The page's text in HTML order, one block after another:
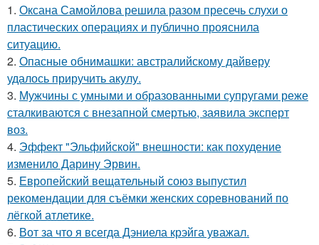
1. Оксана Самойлова решила разом пресечь слухи о
пластических операциях и публично прояснила
ситуацию.
2. Опасные обнимашки: австралийскому дайверу
удалось приручить акулу.
3. Мужчины с умными и образованными супругами реже
сталкиваются с внезапной смертью, заявила эксперт
воз.
4. Эффект "Эльфийской" внешности: как похудение
изменило Дарину Эрвин.
5. Европейский вещательный союз выпустил
рекомендации для съёмки женских соревнований по
лёгкой атлетике.
6. Вот за что я всегда Дэниела крэйга уважал.